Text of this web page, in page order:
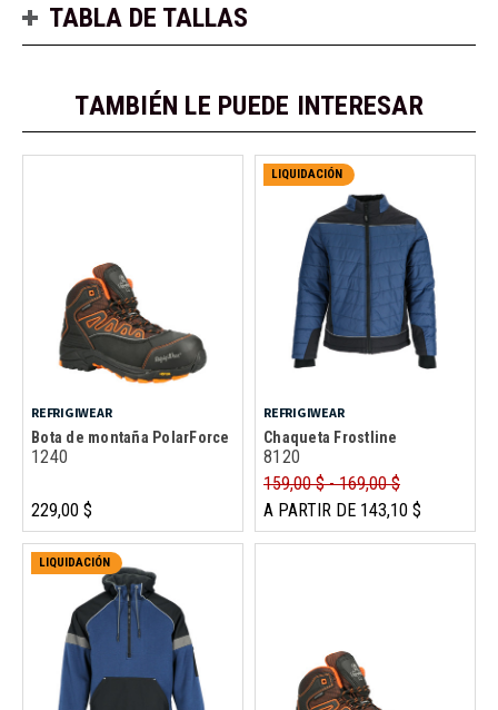
TABLA DE TALLAS
TAMBIÉN LE PUEDE INTERESAR
REFRIGIWEAR
Bota de montaña PolarForce
1240
229,00 $
LIQUIDACIÓN
REFRIGIWEAR
Chaqueta Frostline
8120
159,00 $ - 169,00 $
A PARTIR DE 143,10 $
LIQUIDACIÓN